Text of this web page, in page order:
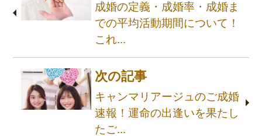
成婚の定義・成婚率・成婚ま
での平均活動期間について！
これ...
次の記事
キャンマリアージュのご成婚
速報！運命の出逢いを果たし
たご...